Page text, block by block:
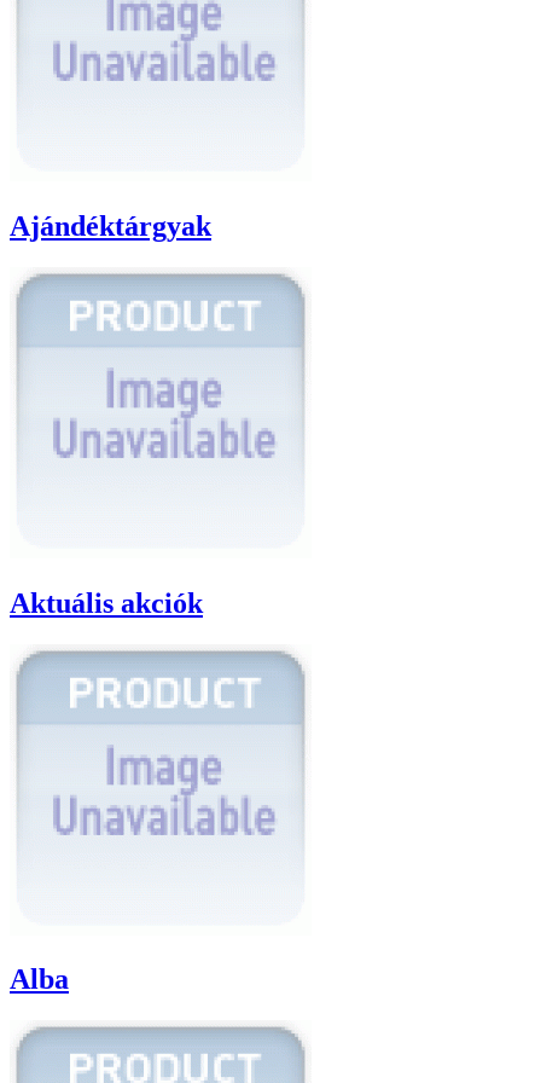
Ajándéktárgyak
Aktuális akciók
Alba